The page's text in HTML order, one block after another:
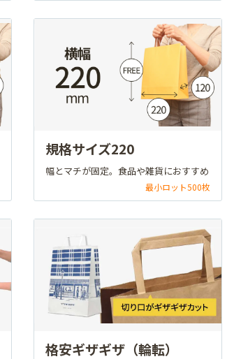
規格サイズ220
幅とマチが固定。食品や雑貨におすすめ
最小ロット500枚
格安ギザギザ（輪転）